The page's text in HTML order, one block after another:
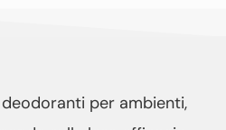
per ambienti,